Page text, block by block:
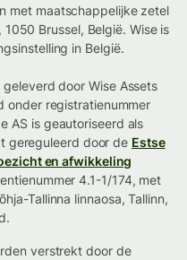
met maatschappelijke zetel
Brussel, België. Wise is
in België.
door Wise Assets
onder registratienummer
AS is geautoriseerd als
gereguleerd door de Estse
en afwikkeling
4.1-1/174, met
Tallinna linnaosa, Tallinn,
verstrekt door de